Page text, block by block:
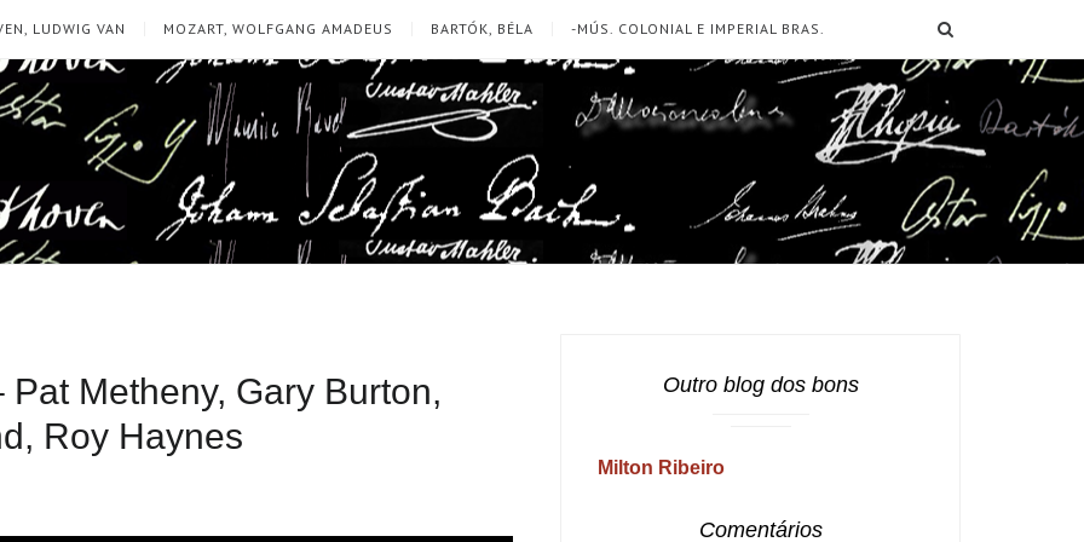
LUDWIG VAN MOZART, WOLFGANG AMADEUS BARTÓK, BÉLA -MÚS. COLONIAL E IMPERIAL BRAS.
Metheny, Gary Burton,
Roy Haynes
Outro blog dos bons
Milton Ribeiro
Comentários